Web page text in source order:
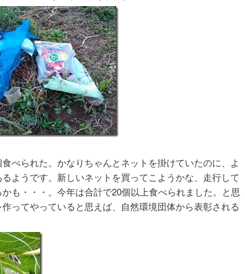
べられた。かなりちゃんとネットを掛けていたのに、よ
ようです。新しいネットを買ってこようかな、走行して
も・・・。今年は合計で20個以上食べられました。と思
ってやっていると思えば、自然環境団体から表彰される